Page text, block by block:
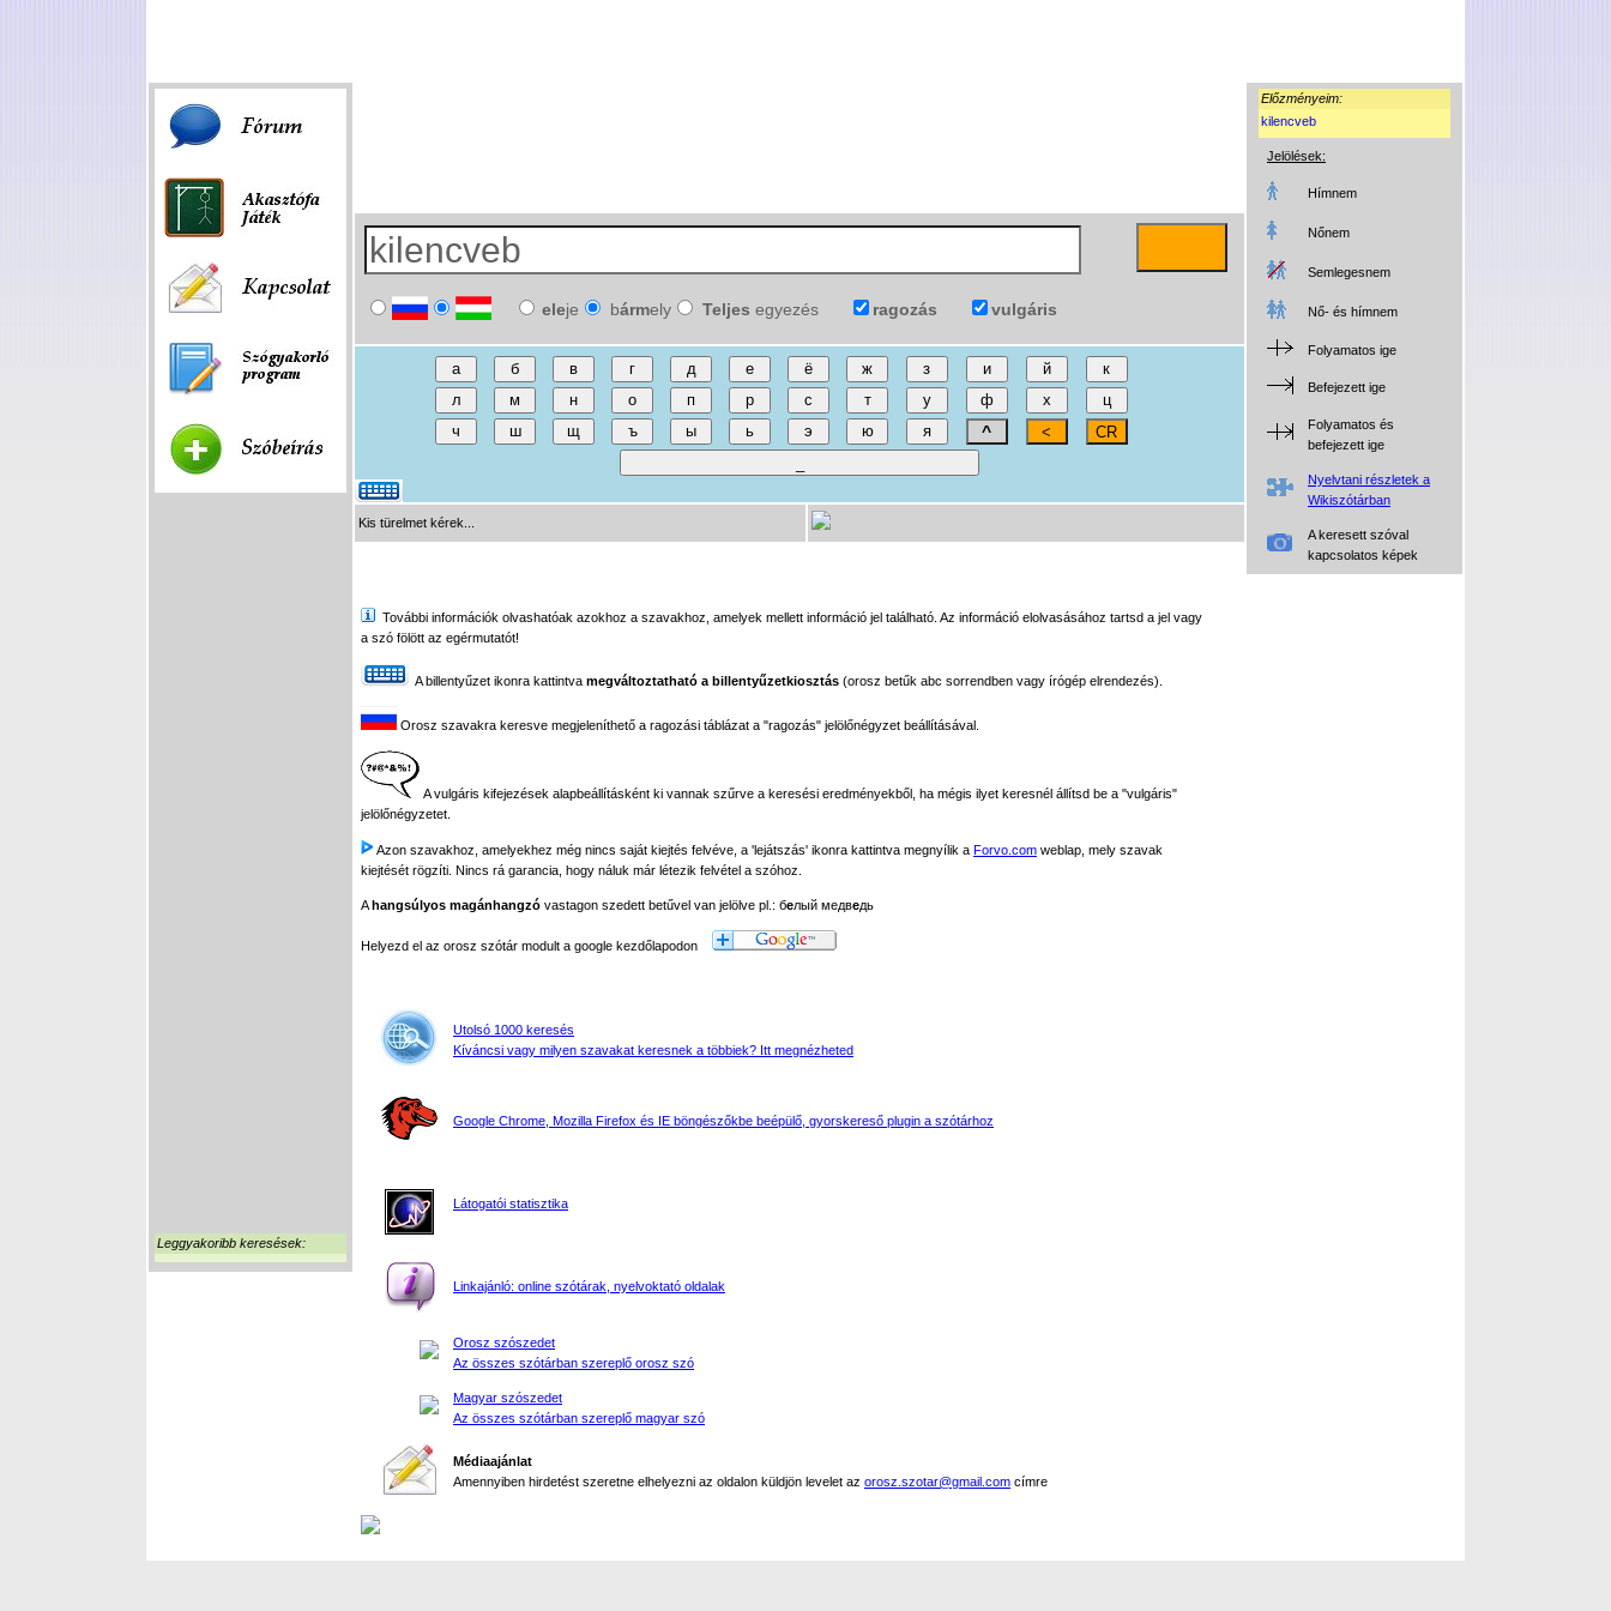
Előzményeim:
kilencveb
Jelölések:
Hímnem
Nőnem
Semlegesnem
Nő- és hímnem
Folyamatos ige
Befejezett ige
Folyamatos és
befejezett ige
Nyelvtani részletek a
Wikiszótárban
A keresett szóval
kapcsolatos képek
Leggyakoribb keresések:
eleje bármely Teljes egyezés ragozás vulgáris
Kis türelmet kérek...
További információk olvashatóak azokhoz a szavakhoz, amelyek mellett információ jel található. Az információ elolvasásához tartsd a jel vagy
a szó fölött az egérmutatót!
A billentyűzet ikonra kattintva megváltoztatható a billentyűzetkiosztás (orosz betűk abc sorrendben vagy írógép elrendezés).
Orosz szavakra keresve megjeleníthető a ragozási táblázat a "ragozás" jelölőnégyzet beállításával.
A vulgáris kifejezések alapbeállításként ki vannak szűrve a keresési eredményekből, ha mégis ilyet keresnél állítsd be a "vulgáris"
jelölőnégyzetet.
Azon szavakhoz, amelyekhez még nincs saját kiejtés felvéve, a 'lejátszás' ikonra kattintva megnyílik a Forvo.com weblap, mely szavak
kiejtését rögzíti. Nincs rá garancia, hogy náluk már létezik felvétel a szóhoz.
Ahangsúlyos magánhangzó vastagon szedett betűvel van jelölve pl.: белый медведь
Helyezd el az orosz szótár modult a google kezdőlapodon
Utolsó 1000 keresés
Kíváncsi vagy milyen szavakat keresnek a többiek? Itt megnézheted
Google Chrome, Mozilla Firefox és IE böngészőkbe beépülő, gyorskereső plugin a szótárhoz
Látogatói statisztika
Linkajánló: online szótárak, nyelvoktató oldalak
Orosz szószedet
Az összes szótárban szereplő orosz szó
Magyar szószedet
Az összes szótárban szereplő magyar szó
Médiaajánlat
Amennyiben hirdetést szeretne elhelyezni az oldalon küldjön levelet az orosz.szotar@gmail.com címre